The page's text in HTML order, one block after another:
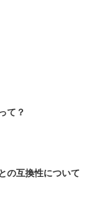
て？
の互換性について